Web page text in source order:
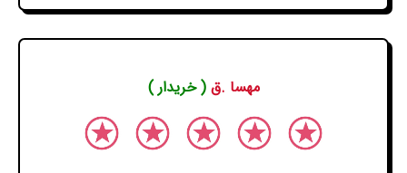
مهسا .ق( خریدار )